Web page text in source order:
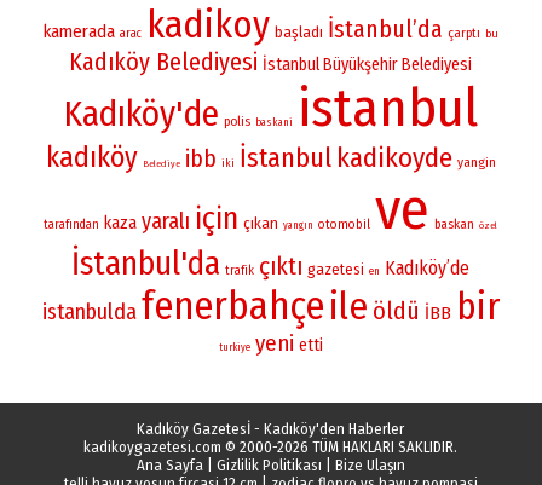
kamerada arac kadikoy başladı İstanbul’da çarptı bu
Kadıköy Belediyesi İstanbul Büyükşehir Belediyesi
Kadıköy'de polis baskani istanbul
kadıköy Belediye ibb iki İstanbul kadikoyde yangin
tarafından kaza yaralı için çıkan yangın otomobil ve baskan özel
İstanbul'da trafik çıktı gazetesi en Kadıköy’de
istanbuldafenerbahçeile öldü İBB bir
turkiye yeni etti
Kadıköy Gazetesİ - Kadıköy'den Haberler
kadikoygazetesi.com © 2000-2026 TÜM HAKLARI SAKLIDIR.
Ana Sayfa
Gizlilik Politikası
Bize Ulaşın